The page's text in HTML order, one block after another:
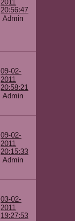
2011
20:56:47
Admin
09-02-
2011
20:58:21
Admin
09-02-
2011
20:15:33
Admin
03-02-
2011
19:27:53